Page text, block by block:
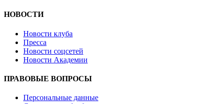
НОВОСТИ
Новости клуба
Пресса
Новости соцсетей
Новости Академии
ПРАВОВЫЕ ВОПРОСЫ
Персональные данные